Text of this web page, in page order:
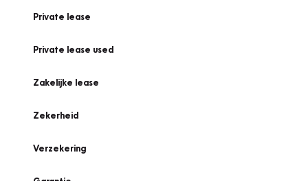
Private lease
Private lease used
Zakelijke lease
Zekerheid
Verzekering